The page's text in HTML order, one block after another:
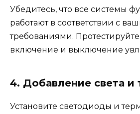
Убедитесь, что все системы
работают в соответствии с
требованиями.
включение и выключение
4. Добавление света и
Установите светодиоды и